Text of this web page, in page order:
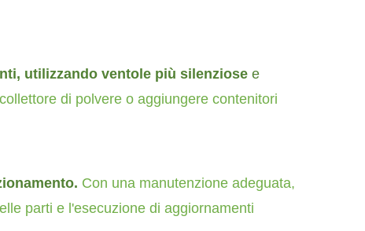
utilizzando ventole più silenziose e
di polvere o aggiungere contenitori
Con una manutenzione adeguata,
parti e l'esecuzione di aggiornamenti